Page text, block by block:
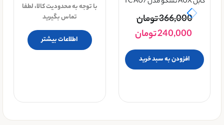
366,000تومان
240,000تومان
افزودن به سبد خرید
با توجه به محدودیت کالا، لطفا
تماس بگیرید
اطلاعات بیشتر